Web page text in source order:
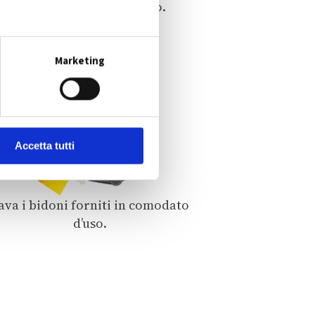
Marketing
Accetta tutti
segno di riconoscimento.
i bidoni forniti in comodato
d’uso.